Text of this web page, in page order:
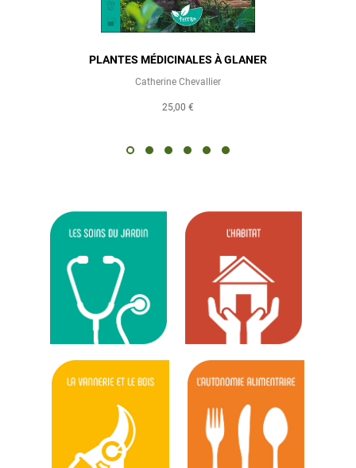
PLANTES MÉDICINALES À GLANER
Catherine Chevallier
25,00 €